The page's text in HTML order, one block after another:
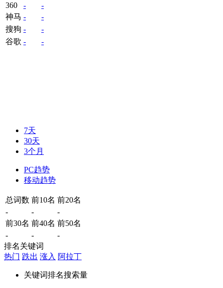
360
-
-
神马 -
-
搜狗 -
-
谷歌 - -
7天
30天
3个月
PC趋势
移动趋势
总词数 前10名 前20名
-
-
-
前30名 前40名 前50名
-
-
-
排名关键词
热门 跌出 涨入 阿拉丁
关键词排名搜索量